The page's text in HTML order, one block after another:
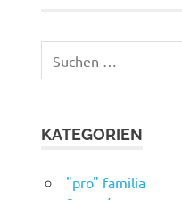
nach:
KATEGORIEN
"pro" familia